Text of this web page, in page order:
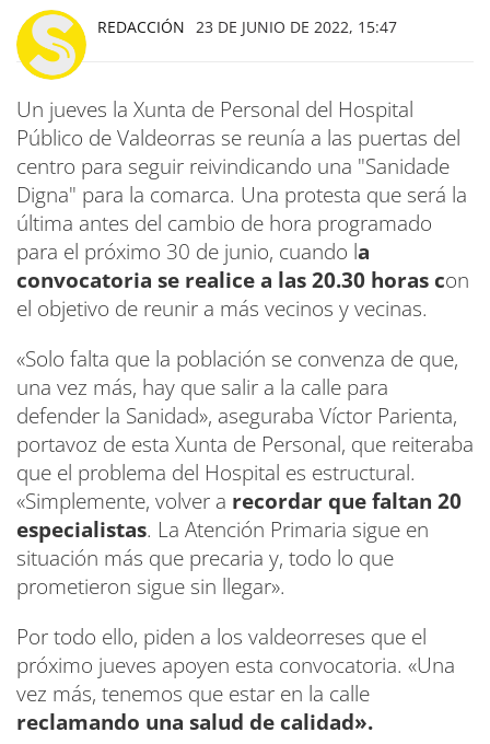
REDACCIÓN 23 DE JUNIO DE 2022, 15:47
Un jueves la Xunta de Personal del Hospital
Público de Valdeorras se reunía a las puertas del
centro para seguir reivindicando una "Sanidade
Digna" para la comarca. Una protesta que será la
última antes del cambio de hora programado
para el próximo 30 de junio, cuando la
convocatoria se realice a las 20.30 horas con
el objetivo de reunir a más vecinos y vecinas.
«Solo falta que la población se convenza de que,
una vez más, hay que salir a la calle para
defender la Sanidad», aseguraba Víctor Parienta,
portavoz de esta Xunta de Personal, que reiteraba
que el problema del Hospital es estructural.
«Simplemente, volver a recordar que faltan 20
especialistas. La Atención Primaria sigue en
situación más que precaria y, todo lo que
prometieron sigue sin llegar».
Por todo ello, piden a los valdeorreses que el
próximo jueves apoyen esta convocatoria. «Una
vez más, tenemos que estar en la calle
reclamando una salud de calidad».